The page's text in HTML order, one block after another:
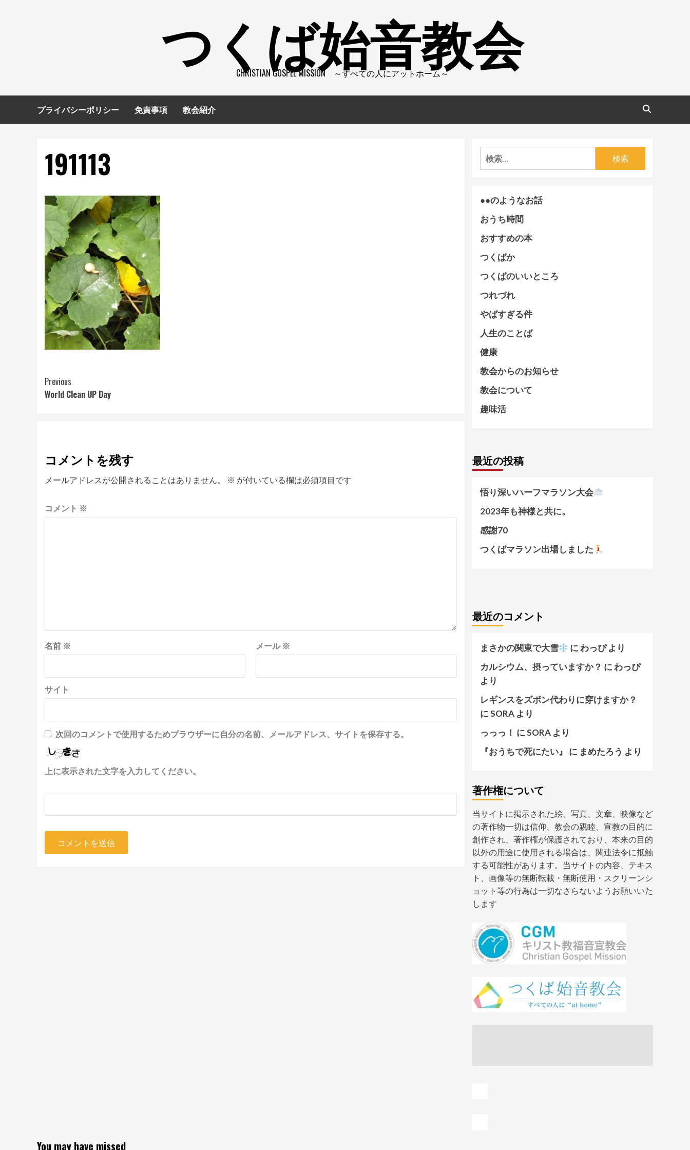
キ
プ
つくば始音教会
CHRISTIAN GOSPEL MISSION ～すべての人にアットホーム～
プライバシーポリシー 免責事項 教会紹介
191113
Continue
Reading
Previous
World Clean UP Day
コメントを残す
メールアドレスが公開されることはありません。 ※ が付いている欄は必須項目です
コメント ※
名前 ※ メール ※
サイト
次回のコメントで使用するためブラウザーに自分の名前、メールアドレス、サイトを保存する。
上に表示された文字を入力してください。
検
索:
●●のようなお話
おうち時間
おすすめの本
つくばか
つくばのいいところ
つれづれ
やばすぎる件
人生のことば
健康
教会からのお知らせ
教会について
趣味活
最近の投稿
悟り深いハーフマラソン大会
2023年も神様と共に。
感謝70
つくばマラソン出場しました
最近のコメント
まさかの関東で大雪 に わっぴより
カルシウム、摂っていますか？ に わっぴ
より
レギンスをズボン代わりに穿けますか？
にSORAより
っっっ！ にSORAより
『おうちで死にたい』
に まめたろう より
著作権について
当サイトに掲示された絵、写真、文章、映像など
の著作物一切は信仰、教会の親睦、宣教の目的に
創作され、著作権が保護されており、本来の目的
以外の用途に使用される場合は、関連法令に抵触
する可能性があります。当サイトの内容、テキス
ト、画像等の無断転載・無断使用・スクリーンシ
ョット等の行為は一切なさらないようお願いいた
します
You may have missed